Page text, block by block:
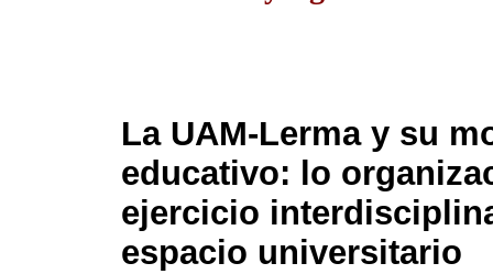
La UAM-Lerma y su
educativo: lo
ejercicio
espacio universitario